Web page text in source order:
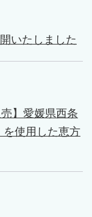
いたしました
】愛媛県西条
使用した恵方